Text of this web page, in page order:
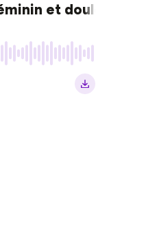
et douleurs :